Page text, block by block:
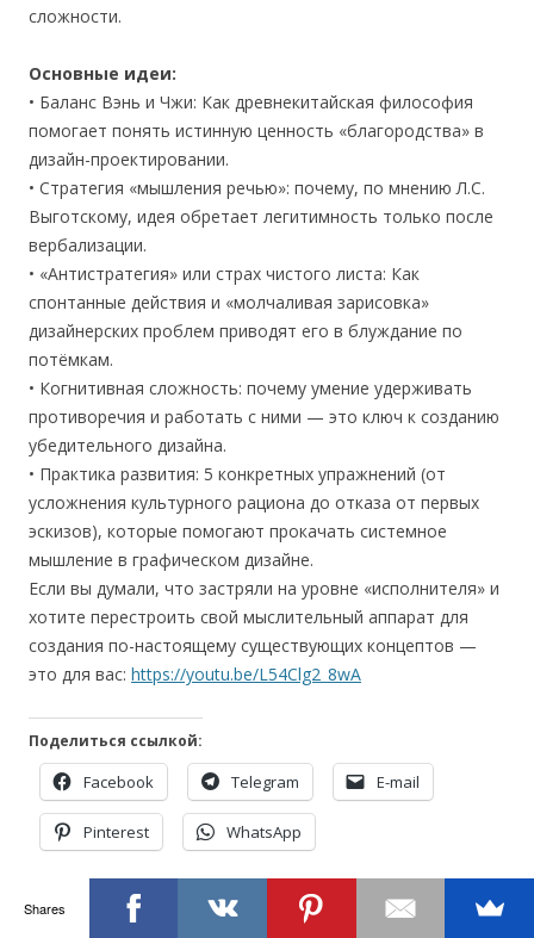
сложности.
Основные идеи:
• Баланс Вэнь и Чжи: Как древнекитайская философия
помогает понять истинную ценность «благородства» в
дизайн-проектировании.
• Стратегия «мышления речью»: почему, по мнению Л.С.
Выготскому, идея обретает легитимность только после
вербализации.
• «Антистратегия» или страх чистого листа: Как
спонтанные действия и «молчаливая зарисовка»
дизайнерских проблем приводят его в блуждание по
потёмкам.
• Когнитивная сложность: почему умение удерживать
противоречия и работать с ними — это ключ к созданию
убедительного дизайна.
• Практика развития: 5 конкретных упражнений (от
усложнения культурного рациона до отказа от первых
эскизов), которые помогают прокачать системное
мышление в графическом дизайне.
Если вы думали, что застряли на уровне «исполнителя» и
хотите перестроить свой мыслительный аппарат для
создания по-настоящему существующих концептов —
это для вас: https://youtu.be/L54Clg2_8wA
Поделиться ссылкой:
Facebook Telegram E-mail
Pinterest WhatsApp
Понравилось это:
Shares